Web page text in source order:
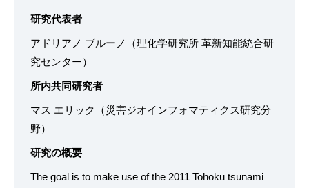
研究代表者
アドリアノ ブルーノ（理化学研究所 革新知能統合研
究センター）
所内共同研究者
マス エリック（災害ジオインフォマティクス研究分
野）
研究の概要
The goal is to make use of the 2011 Tohoku tsunami